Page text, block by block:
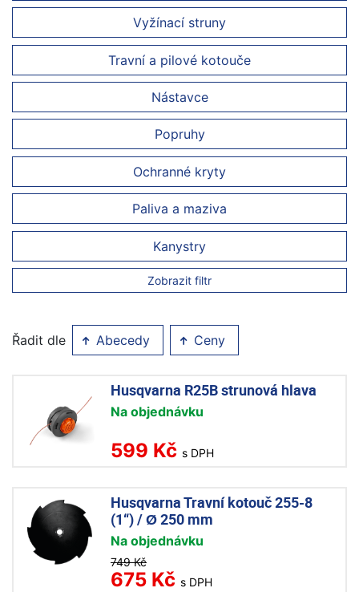
Vyžínací struny
Travní a pilové kotouče
Nástavce
Popruhy
Ochranné kryty
Paliva a maziva
Kanystry
Zobrazit filtr
Řadit dle Abecedy Ceny
Husqvarna R25B strunová hlava
Na objednávku
599 Kč s DPH
Husqvarna Travní kotouč 255-8
(1“) / Ø 250 mm
Na objednávku
749 Kč
675 Kč s DPH